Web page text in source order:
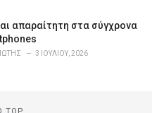
απαραίτητη στα σύγχρονα
3 ΙΟΥΛΊΟΥ, 2026
TOP